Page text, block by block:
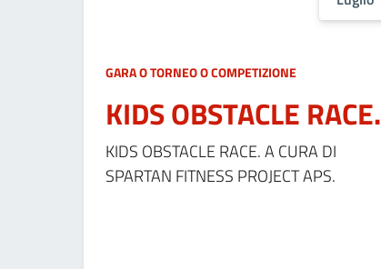
GARA O TORNEO O COMPETIZIONE
KIDS OBSTACLE RACE.
KIDS OBSTACLE RACE. A CURA DI
SPARTAN FITNESS PROJECT APS.